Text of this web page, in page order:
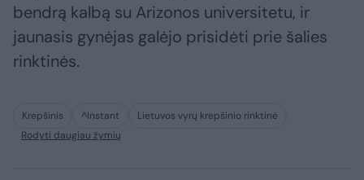
bendrą kalbą su Arizonos universitetu, ir
jaunasis gynėjas galėjo prisidėti prie šalies
rinktinės.
Krepšinis ^Instant
Lietuvos vyrų krepšinio rinktinė
Rodyti daugiau žymių